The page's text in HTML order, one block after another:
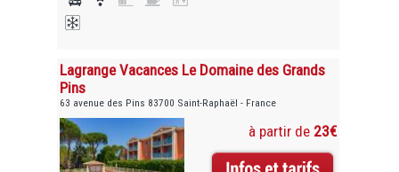
Lagrange Vacances Le Domaine des Grands
Pins
63 avenue des Pins 83700 Saint-Raphaël - France
à partir de 23€